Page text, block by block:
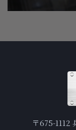
〒675-1112